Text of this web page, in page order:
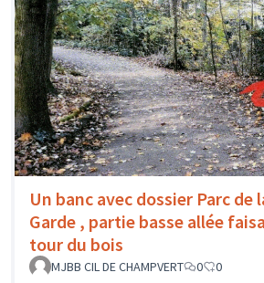
Un banc avec dossier Parc de
Garde , partie basse allée
tour du bois
MJBB CIL DE CHAMPVERT 0 0